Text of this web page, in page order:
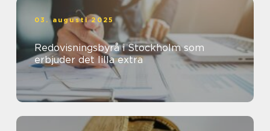
03. augusti 2025
Redovisningsbyrå i Stockholm som
erbjuder det lilla extra